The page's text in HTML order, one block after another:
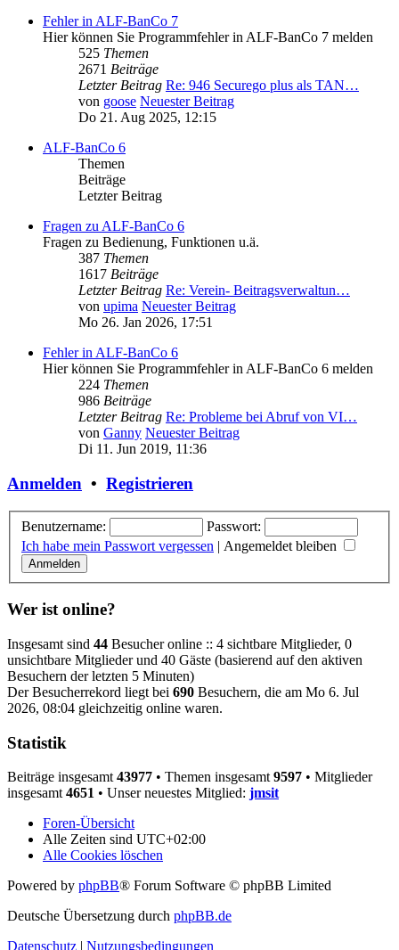
Fehler in ALF-BanCo 7
Hier können Sie Programmfehler in ALF-BanCo 7 melden
525 Themen
2671 Beiträge
Letzter Beitrag Re: 946 Securego plus als TAN…
von goose Neuester Beitrag
Do 21. Aug 2025, 12:15
ALF-BanCo 6
Themen
Beiträge
Letzter Beitrag
Fragen zu ALF-BanCo 6
Fragen zu Bedienung, Funktionen u.ä.
387 Themen
1617 Beiträge
Letzter Beitrag Re: Verein- Beitragsverwaltun…
von upima Neuester Beitrag
Mo 26. Jan 2026, 17:51
Fehler in ALF-BanCo 6
Hier können Sie Programmfehler in ALF-BanCo 6 melden
224 Themen
986 Beiträge
Letzter Beitrag Re: Probleme bei Abruf von VI…
von Ganny Neuester Beitrag
Di 11. Jun 2019, 11:36
Anmelden • Registrieren
Benutzername:
Passwort:
Ich habe mein Passwort vergessen | Angemeldet bleiben
Wer ist online?
Insgesamt sind 44 Besucher online :: 4 sichtbare Mitglieder, 0
unsichtbare Mitglieder und 40 Gäste (basierend auf den aktiven
Besuchern der letzten 5 Minuten)
Der Besucherrekord liegt bei 690 Besuchern, die am Mo 6. Jul
2026, 08:04 gleichzeitig online waren.
Statistik
Beiträge insgesamt 43977 • Themen insgesamt 9597 • Mitglieder
insgesamt 4651 • Unser neuestes Mitglied: jmsit
Foren-Übersicht
Alle Zeiten sind UTC+02:00
Alle Cookies löschen
Powered by phpBB® Forum Software © phpBB Limited
Deutsche Übersetzung durch phpBB.de
Datenschutz | Nutzungsbedingungen